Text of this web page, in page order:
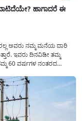
ಹಾಗಾದರೆ ಈ
ಅವರು ನಮ್ಮ ಮನೆಯ ದಾರಿ
ಇವರು ದಿನವಿಡೀ ತಮ್ಮ
60 ವರ್ಷಗಳ ನಂತರದ